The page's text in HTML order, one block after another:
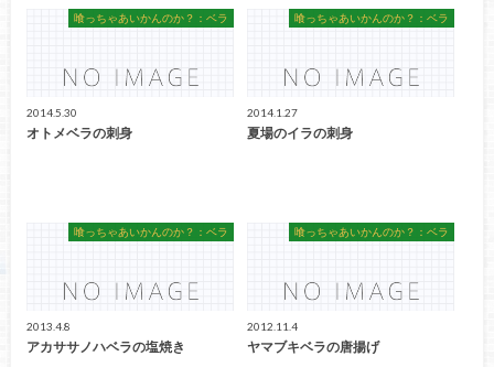
喰っちゃあいかんのか？：ベラ
2014.5.30
オトメベラの刺身
喰っちゃあいかんのか？：ベラ
2014.1.27
夏場のイラの刺身
喰っちゃあいかんのか？：ベラ
2013.4.8
アカササノハベラの塩焼き
喰っちゃあいかんのか？：ベラ
2012.11.4
ヤマブキベラの唐揚げ